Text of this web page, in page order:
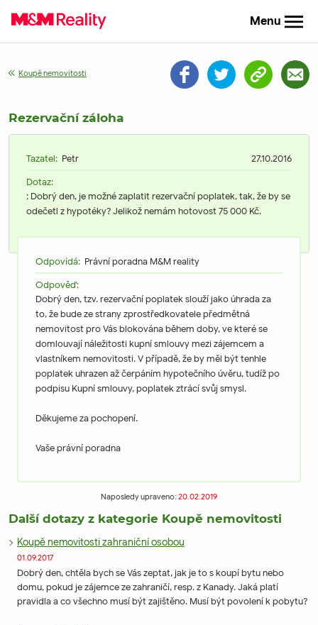
Menu
Koupě nemovitosti
Rezervační záloha
Tazatel: Petr
27.10.2016
Dotaz:
: Dobrý den, je možné zaplatit rezervační poplatek, tak, že by se
odečetl z hypotéky? Jelikož nemám hotovost 75 000 Kč.
Odpovídá: Právní poradna M&M reality
Odpověď:
Dobrý den, tzv. rezervační poplatek slouží jako úhrada za
to, že bude ze strany zprostředkovatele předmětná
nemovitost pro Vás blokována během doby, ve které se
domlouvají náležitosti kupní smlouvy mezi zájemcem a
vlastníkem nemovitosti. V případě, že by měl být tenhle
poplatek uhrazen až čerpáním hypotečního úvěru, tudíž po
podpisu Kupní smlouvy, poplatek ztrácí svůj smysl.
Děkujeme za pochopení.
Vaše právní poradna
Naposledy upraveno: 20.02.2019
Další dotazy z kategorie Koupě nemovitosti
Koupě nemovitosti zahraniční osobou
01.09.2017
Dobrý den, chtěla bych se Vás zeptat, jak je to s koupí bytu nebo
domu, pokud je zájemce ze zahraničí, resp. z Kanady. Jaká platí
pravidla a co všechno musí být zajištěno. Musí být povolení k pobytu?